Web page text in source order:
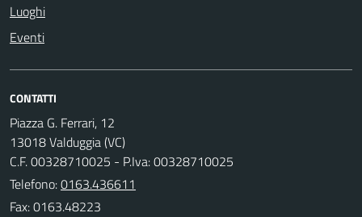
Luoghi
Eventi
CONTATTI
Piazza G. Ferrari, 12
13018 Valduggia (VC)
C.F. 00328710025 - P.Iva: 00328710025
Telefono:0163.436611
Fax: 0163.48223